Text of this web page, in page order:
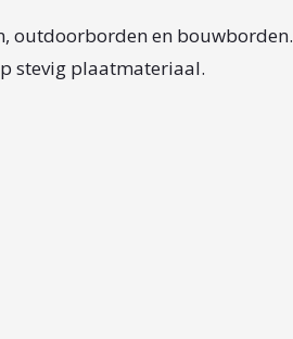
outdoorborden en bouwborden.
stevig plaatmateriaal.